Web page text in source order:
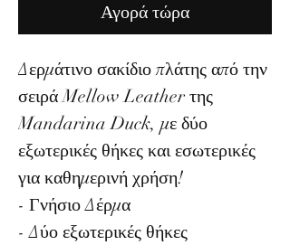
Αγορά τώρα
Δερμάτινο σακίδιο πλάτης από την
σειρά Mellow Leather της
Mandarina Duck, με δύο
εξωτερικές θήκες και εσωτερικές
για καθημερινή χρήση!
- Γνήσιο Δέρμα
- Δύο εξωτερικές θήκες